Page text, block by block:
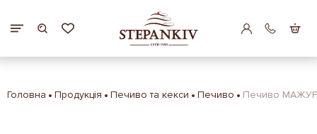
Головна Продукція Печиво та кекси Печиво Печиво